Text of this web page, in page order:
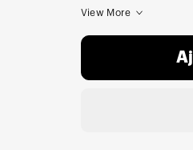
View More